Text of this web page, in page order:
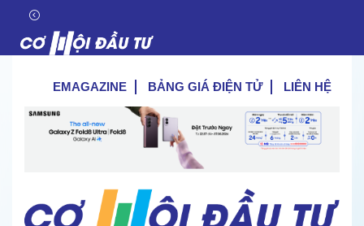
EMAGAZINE BẢNG GIÁ ĐIỆN TỬ LIÊN HỆ